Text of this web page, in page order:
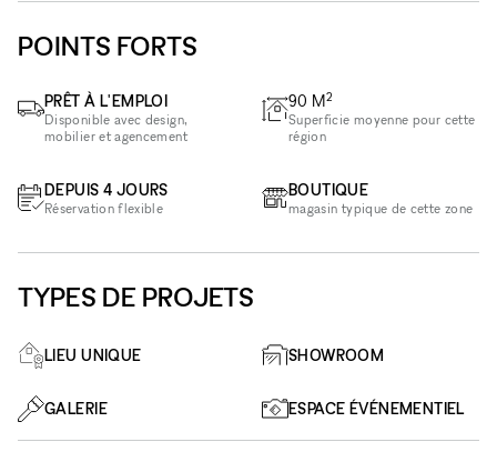
POINTS FORTS
PRÊT À L'EMPLOI
Disponible avec design,
mobilier et agencement
DEPUIS 4 JOURS
Réservation flexible
90 M2
Superficie moyenne pour cette
région
BOUTIQUE
magasin typique de cette zone
TYPES DE PROJETS
LIEU UNIQUE SHOWROOM
GALERIE ESPACE ÉVÉNEMENTIEL